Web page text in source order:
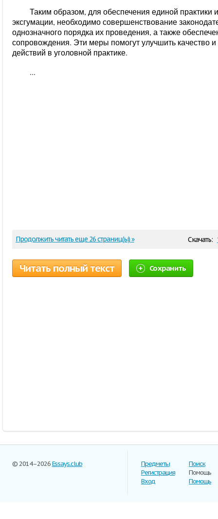
Таким образом, для обеспечения единой практики
эксгумации, необходимо совершенствование
однозначного порядка их проведения, а также
сопровождения. Эти меры помогут улучшить качество
действий в уголовной практике.
...
Скачать:
Продолжить читать еще 26 страниц(ы) »
Читать полный текст Сохранить
© 2014–2026Essays.club
Предметы
Регистрация
Вход
Поиск
Помощь
Помощь